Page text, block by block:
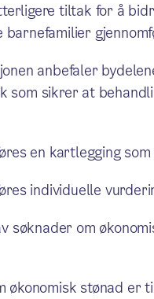
tiltak for å
barnefamilier
anbefaler
som sikrer at
en kartlegging
individuelle
søknader om
økonomisk stønad er